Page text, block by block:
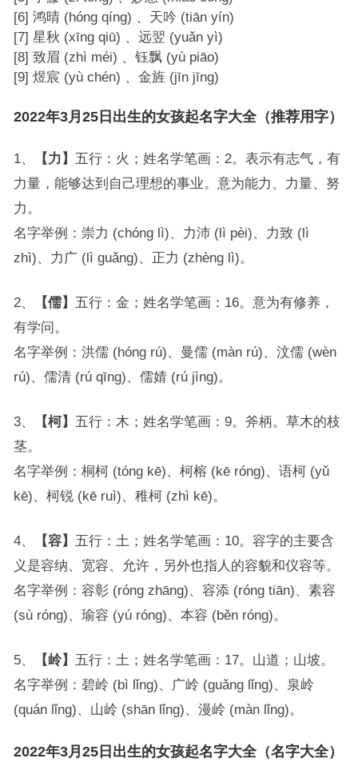
[6] 鸿晴 (hóng qíng) 、天吟 (tiān yín)
[7] 星秋 (xīng qiū) 、远翌 (yuǎn yì)
[8] 致眉 (zhì méi) 、钰飘 (yù piāo)
[9] 煜宸 (yù chén) 、金旌 (jīn jīng)
2022年3月25日出生的女孩起名字大全（推荐用字）
1、 【力】 五行：火；姓名学笔画：2。表示有志气，有
力量，能够达到自己理想的事业。意为能力、力量、努
力。
名字举例：崇力 (chóng lì)、力沛 (lì pèi)、力致 (lì
zhì)、力广 (lì guǎng)、正力 (zhèng lì)。
2、 【儒】 五行：金；姓名学笔画：16。意为有修养，
有学问。
名字举例：洪儒 (hóng rú)、曼儒 (màn rú)、汶儒 (wèn
rú)、儒清 (rú qīng)、儒婧 (rú jìng)。
3、 【柯】 五行：木；姓名学笔画：9。斧柄。草木的枝
茎。
名字举例：桐柯 (tóng kē)、柯榕 (kē róng)、语柯 (yǔ
kē)、柯锐 (kē ruì)、稚柯 (zhì kē)。
4、 【容】 五行：土；姓名学笔画：10。容字的主要含
义是容纳、宽容、允许，另外也指人的容貌和仪容等。
名字举例：容彰 (róng zhāng)、容添 (róng tiān)、素容
(sù róng)、瑜容 (yú róng)、本容 (běn róng)。
5、 【岭】 五行：土；姓名学笔画：17。山道；山坡。
名字举例：碧岭 (bì lǐng)、广岭 (guǎng lǐng)、泉岭
(quán lǐng)、山岭 (shān lǐng)、漫岭 (màn lǐng)。
2022年3月25日出生的女孩起名字大全（名字大全）